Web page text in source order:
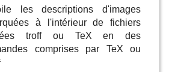
les descriptions d'images
à l'intérieur de fichiers
troff ou TeX en des
comprises par TeX ou